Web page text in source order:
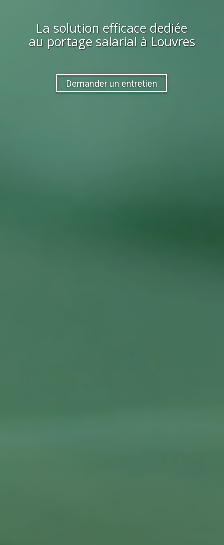
La solution efficace dediée
au portage salarial à Louvres
Demander un entretien